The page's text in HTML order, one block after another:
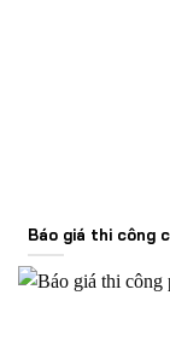
Báo giá thi công